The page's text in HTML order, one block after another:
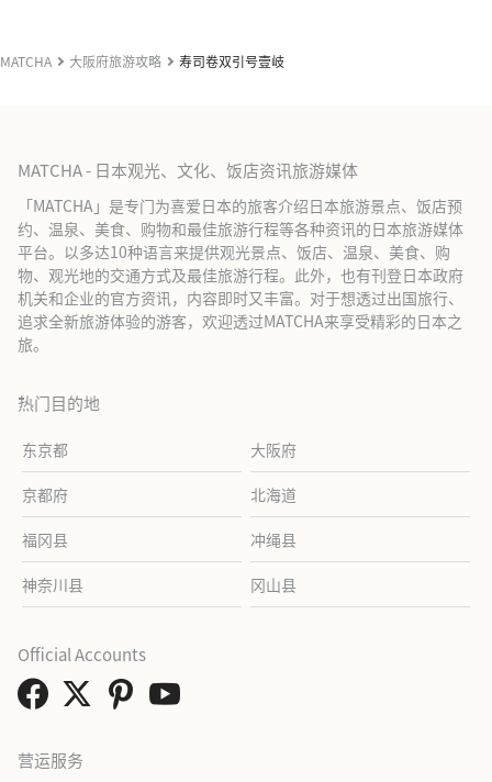
MATCHA 大阪府旅游攻略 寿司卷双引号壹岐
MATCHA - 日本观光、文化、饭店资讯旅游媒体
「MATCHA」是专门为喜爱日本的旅客介绍日本旅游景点、饭店预
约、温泉、美食、购物和最佳旅游行程等各种资讯的日本旅游媒体
平台。以多达10种语言来提供观光景点、饭店、温泉、美食、购
物、观光地的交通方式及最佳旅游行程。此外，也有刊登日本政府
机关和企业的官方资讯，内容即时又丰富。对于想透过出国旅行、
追求全新旅游体验的游客，欢迎透过MATCHA来享受精彩的日本之
旅。
热门目的地
东京都 大阪府
京都府 北海道
福冈县 冲绳县
神奈川县 冈山县
营运服务
Official Accounts